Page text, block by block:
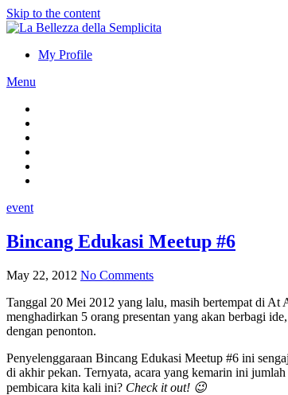
Skip to the content
My Profile
Menu
event
Bincang Edukasi Meetup #6
May 22, 2012 No Comments
Tanggal 20 Mei 2012 yang lalu, masih bertempat di At
menghadirkan 5 orang presentan yang akan berbagi
dengan penonton.
Penyelenggaraan Bincang Edukasi Meetup #6 ini
di akhir pekan. Ternyata, acara yang kemarin ini
pembicara kita kali ini? Check it out! 😉